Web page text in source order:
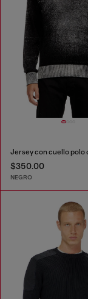
$350.00
NEGRO